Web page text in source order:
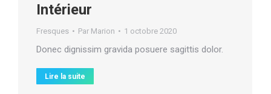
Intérieur
Fresques Par Marion 1 octobre 2020
Donec dignissim gravida posuere sagittis dolor.
Lire la suite